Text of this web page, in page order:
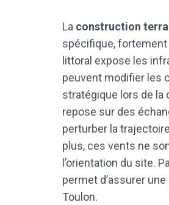
La construction
spécifique, fortement
littoral expose les
peuvent modifier les
stratégique lors de la
repose sur des
perturber la
plus, ces vents ne
l’orientation du site.
permet d’assurer
Toulon.